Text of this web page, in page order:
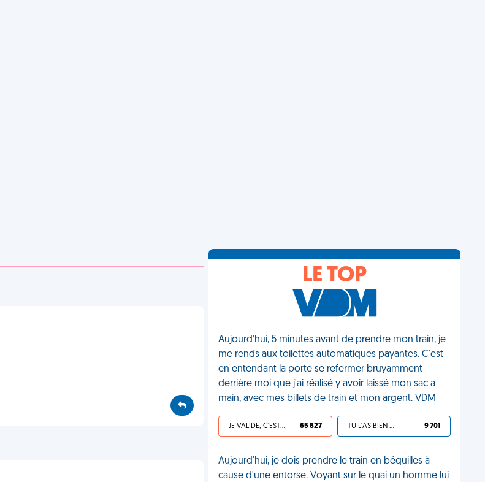
LE TOP
Aujourd'hui, 5 minutes avant de prendre mon train, je
me rends aux toilettes automatiques payantes. C'est
en entendant la porte se refermer bruyamment
derrière moi que j'ai réalisé y avoir laissé mon sac a
main, avec mes billets de train et mon argent. VDM
JE VALIDE, C'EST UNE VDM 65 827 TU L'AS BIEN MÉRITÉ 9 701
Aujourd'hui, je dois prendre le train en béquilles à
cause d'une entorse. Voyant sur le quai un homme lui